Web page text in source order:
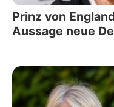
Prinz von
Aussage neue